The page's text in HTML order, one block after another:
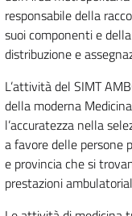
responsabile della
suoi componenti e
distribuzione e
L’attività del SIMT
della moderna
l’accuratezza nella
a favore delle persone
e provincia che si
prestazioni